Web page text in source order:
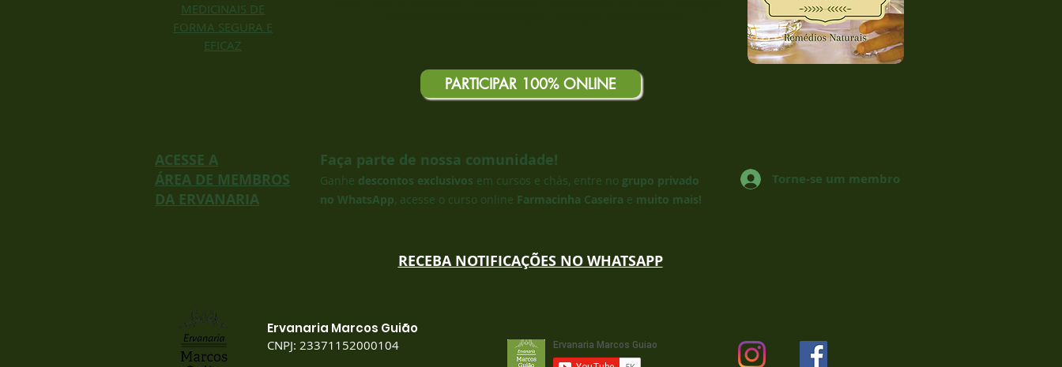
MEDICINAIS DE
FORMA SEGURA E
EFICAZ
PARTICIPAR 100% ONLINE
ACESSE A
ÁREA DE MEMBROS
DA ERVANARIA
Faça parte de nossa comunidade!
Ganhe descontos exclusivos em cursos e chás, entre no grupo privado
no WhatsApp, acesse o curso online Farmacinha Caseira e muito mais!
Torne-se um membro
RECEBA NOTIFICAÇÕES NO WHATSAPP
Ervanaria Marcos Guião
CNPJ: 23371152000104